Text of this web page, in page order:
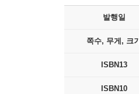
발행일
쪽수, 무게, 크기
ISBN13
ISBN10